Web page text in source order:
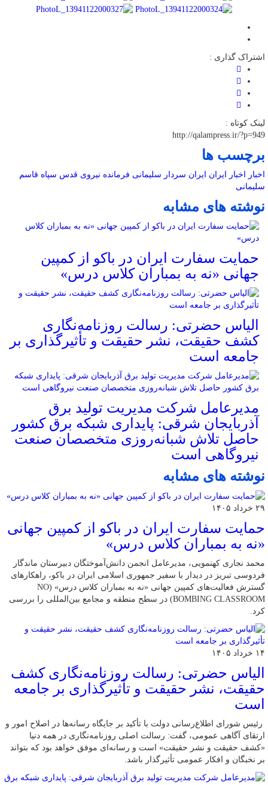
اشتراک گذاری :
لینک کوتاه :
http://qalampress.ir/?p=949
برچسب ها
اخبار اخبار ایران ایران سردار سلیمانی فرمانده نیروی قدس سپاه قاسم
سلیمانی
نوشته های مشابه
حمایت سفارت ایران در باکو از کمپین
جهانی «نه به بمباران کلاس درس»
الیاس حضرتی: رسالت روزنامه‌نگاری
کشف حقیقت، نشر حقیقت و تأثیرگذاری بر
جامعه است
مدیرعامل شرکت مدیریت تولید برق
آذربایجان شرقی: پایداری شبکه برق کشور
حاصل تلاش شبانه‌روزی متخصصان صنعت
نیروگاهی است
نوشته های مشابه
۲۹ خرداد ۱۴۰۵
حمایت سفارت ایران در باکو از کمپین جهانی
«نه به بمباران کلاس درس»
محمد نجاری کهنمویی، مدیرعامل انجمن دانش‌آموختگان دبیرستان ماندگار
فردوسی تبریز در دیدار با سفیر جمهوری اسلامی ایران در باکو، راهکارهای
گسترش فعالیت‌های کمپین جهانی «نه به بمباران کلاس درس» (NO
BOMBING CLASSROOM) در سطح منطقه و مجامع بین‌المللی را بررسی
کرد.
۱۴ خرداد ۱۴۰۵
الیاس حضرتی: رسالت روزنامه‌نگاری کشف
حقیقت، نشر حقیقت و تأثیرگذاری بر جامعه
است
رئیس شورای اطلاع‌رسانی دولت با تأکید بر جایگاه رسانه‌ها در اصلاح امور و
ارتقای آگاهی عمومی، گفت: رسالت اصلی روزنامه‌نگاری در همه دنیا
«کشف حقیقت و نشر حقیقت» است و رسانه‌ای موفق خواهد بود که بتواند
بر نخبگان و افکار عمومی تأثیرگذار باشد.